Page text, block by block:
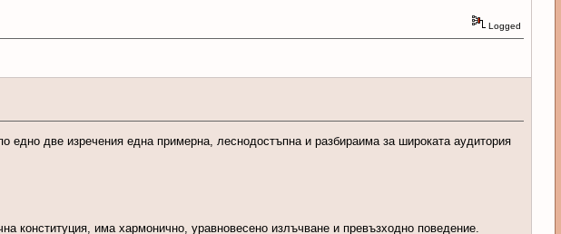
Logged
две изречения една примерна, леснодостъпна и разбираима за широката аудитория
конституция, има хармонично, уравновесено излъчване и превъзходно поведение.